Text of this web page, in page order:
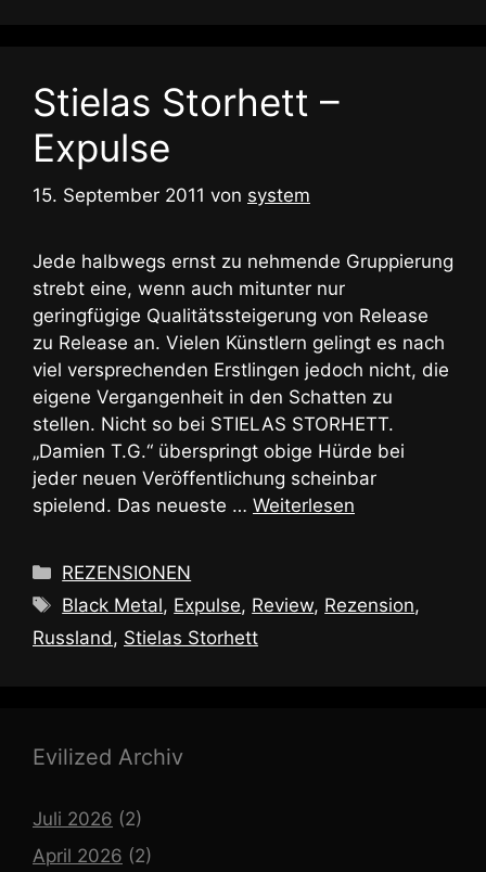
Stielas Storhett –
Expulse
15. September 2011 von system
Jede halbwegs ernst zu nehmende Gruppierung
strebt eine, wenn auch mitunter nur
geringfügige Qualitätssteigerung von Release
zu Release an. Vielen Künstlern gelingt es nach
viel versprechenden Erstlingen jedoch nicht, die
eigene Vergangenheit in den Schatten zu
stellen. Nicht so bei STIELAS STORHETT.
„Damien T.G.“ überspringt obige Hürde bei
jeder neuen Veröffentlichung scheinbar
spielend. Das neueste … Weiterlesen
Kategorien
REZENSIONEN
Schlagwörter
Black Metal, Expulse, Review, Rezension,
Russland, Stielas Storhett
Evilized Archiv
Juli 2026 (2)
April 2026 (2)